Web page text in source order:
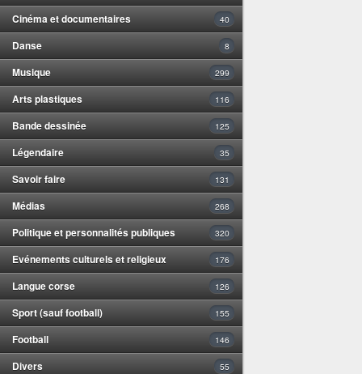
Cinéma et documentaires 40
Danse 8
Musique 299
Arts plastiques 116
Bande dessinée 125
Légendaire 35
Savoir faire 131
Médias 268
Politique et personnalités publiques 320
Evénements culturels et religieux 176
Langue corse 126
Sport (sauf football) 155
Football 146
Divers 55